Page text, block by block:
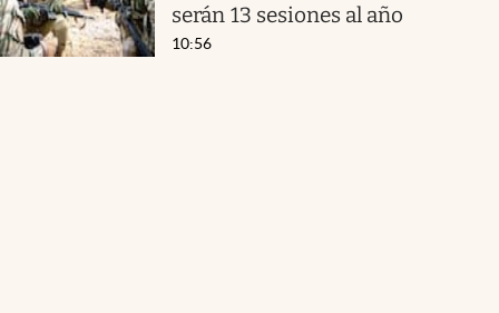
serán 13 sesiones al año
10:56